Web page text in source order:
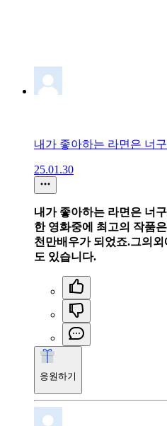
내가 좋아하는 라면은 너구
25.01.30
내가 좋아하는 라면은 너
한 영화중에 최고의 작품
천만배우가 되었죠.그의
도 있습니다.
응원하기